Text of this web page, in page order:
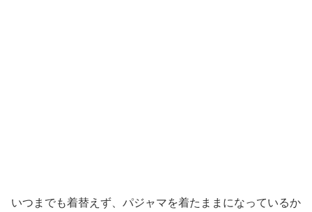
いつまでも着替えず、パジャマを着たままになっているか